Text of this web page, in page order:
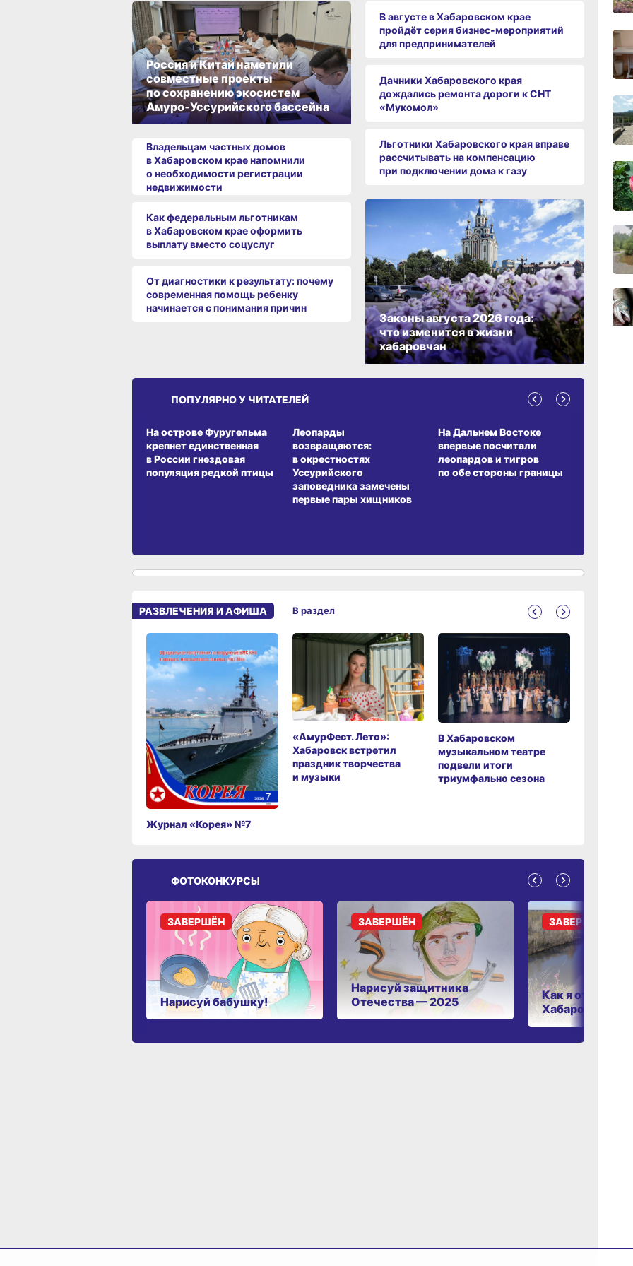
Россия и Китай наметили
совместные проекты
по сохранению экосистем
Амуро‑Уссурийского бассейна
Владельцам частных домов
в Хабаровском крае напомнили
о необходимости регистрации
недвижимости
Как федеральным льготникам
в Хабаровском крае оформить
выплату вместо соцуслуг
От диагностики к результату: почему
современная помощь ребенку
начинается с понимания причин
В августе в Хабаровском крае
пройдёт серия бизнес‑мероприятий
для предпринимателей
Дачники Хабаровского края
дождались ремонта дороги к СНТ
«Мукомол»
Льготники Хабаровского края вправе
рассчитывать на компенсацию
при подключении дома к газу
Законы августа 2026 года:
что изменится в жизни
хабаровчан
ПОПУЛЯРНО У ЧИТАТЕЛЕЙ
На острове Фуругельма
крепнет единственная
в России гнездовая
популяция редкой птицы
Леопарды
возвращаются:
в окрестностях
Уссурийского
заповедника замечены
первые пары хищников
На Дальнем Востоке
впервые посчитали
леопардов и тигров
по обе стороны границы
РАЗВЛЕЧЕНИЯ И АФИША
Журнал «Корея» №7
«АмурФест. Лето»:
Хабаровск встретил
праздник творчества
и музыки
В Хабаровском
музыкальном театре
подвели итоги
триумфально сезона
В раздел
ФОТОКОНКУРСЫ
Нарисуй бабушку!
ЗАВЕРШЁН
Нарисуй защитника
Отечества — 2025
ЗАВЕРШЁН
Как я отдыхаю в
Хабаровском
ЗАВЕРШЁН
12:19,
11:09,